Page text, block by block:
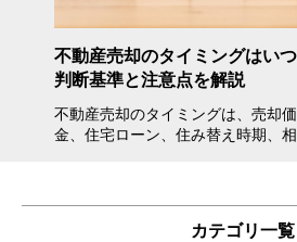
不動産売却のタイミングはい
判断基準と注意点を解説
不動産売却のタイミングは、売却
金、住宅ローン、住み替え時期、
カテゴリ一覧